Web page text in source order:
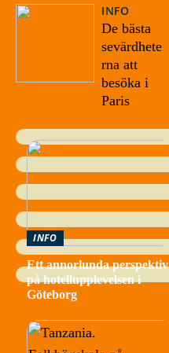
INFO
De bästa
sevärdhete
rna att
besöka i
Paris
INFO
Ett annorlunda perspektiv
på hotellupplevelsen i
Göteborg